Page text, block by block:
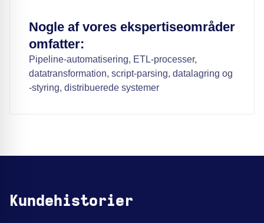
Nogle af vores ekspertiseområder
omfatter:
Pipeline-automatisering, ETL-processer,
datatransformation, script-parsing, datalagring og
-styring, distribuerede systemer
Kundehistorier